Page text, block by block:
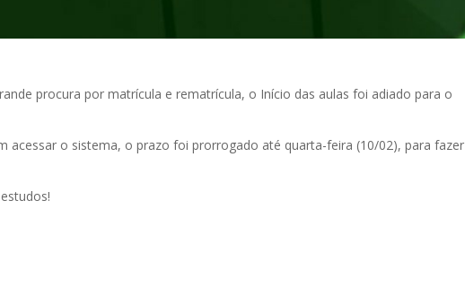
procura por matrícula e rematrícula, o Início das aulas foi adiado para o
acessar o sistema, o prazo foi prorrogado até quarta-feira (10/02), para fazer